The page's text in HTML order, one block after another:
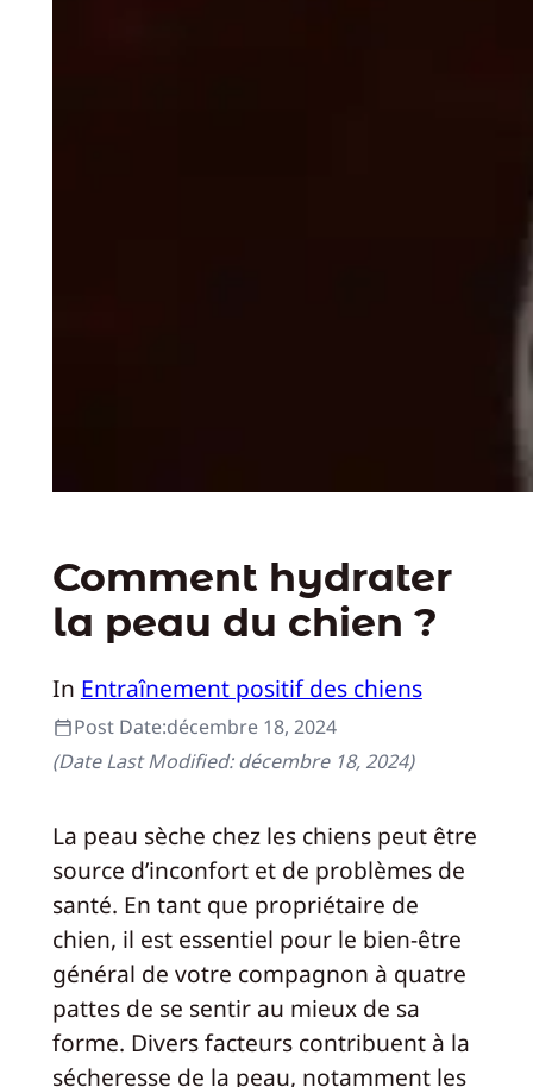
Comment hydrater
la peau du chien ?
In Entraînement positif des chiens
Post Date:décembre 18, 2024
(Date Last Modified:décembre 18, 2024)
La peau sèche chez les chiens peut être
source d’inconfort et de problèmes de
santé. En tant que propriétaire de
chien, il est essentiel pour le bien-être
général de votre compagnon à quatre
pattes de se sentir au mieux de sa
forme. Divers facteurs contribuent à la
sécheresse de la peau, notamment les